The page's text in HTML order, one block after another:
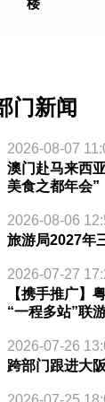
门新闻
2026-08-07
澳门赴马来西
美食之都年会”
2026-08-06
旅游局2027年
2026-07-27
【携手推广】
“一程多站”联
2026-07-26
跨部门跟进大